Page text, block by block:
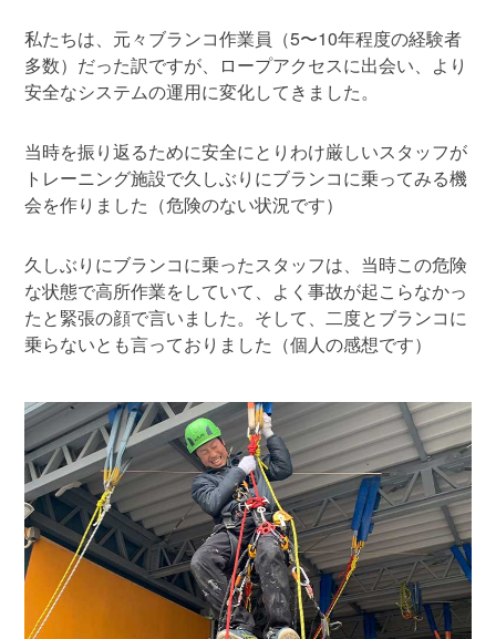
私たちは、元々ブランコ作業員（5〜10年程度の経験者
多数）だった訳ですが、ロープアクセスに出会い、より
安全なシステムの運用に変化してきました。
当時を振り返るために安全にとりわけ厳しいスタッフが
トレーニング施設で久しぶりにブランコに乗ってみる機
会を作りました（危険のない状況です）
久しぶりにブランコに乗ったスタッフは、当時この危険
な状態で高所作業をしていて、よく事故が起こらなかっ
たと緊張の顔で言いました。そして、二度とブランコに
乗らないとも言っておりました（個人の感想です）